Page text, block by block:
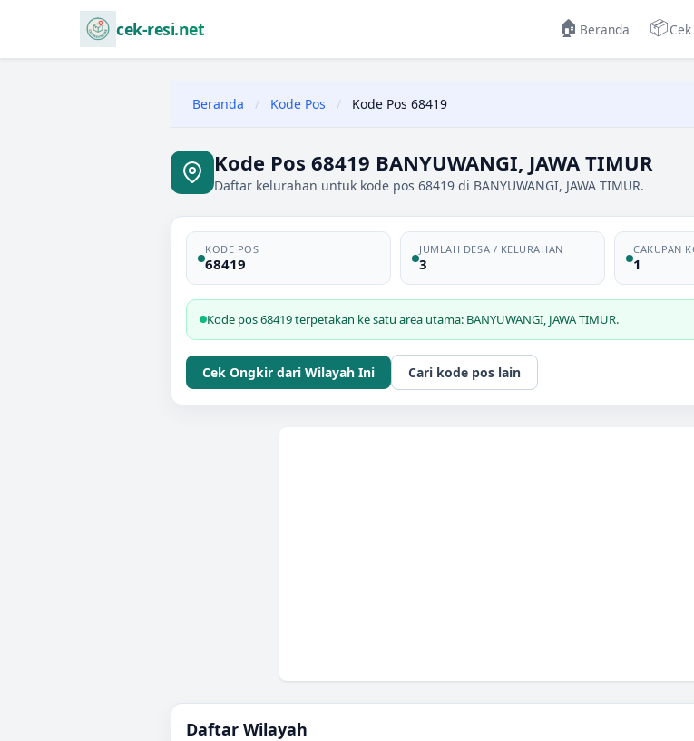
cek-resi.net 🏠 Beranda 📦
Beranda / Kode Pos / Kode Pos 68419
Kode Pos 68419 BANYUWANGI, JAWA TIMUR
Daftar kelurahan untuk kode pos 68419 di BANYUWANGI, JAWA TIMUR.
KODE POS
68419
JUMLAH DESA / KELURAHAN
3
CAKUPAN
1
Kode pos 68419 terpetakan ke satu area utama: BANYUWANGI, JAWA TIMUR.
Cek Ongkir dari Wilayah Ini Cari kode pos lain
Daftar Wilayah